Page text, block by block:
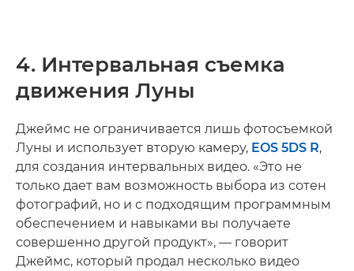
4. Интервальная съемка
движения Луны
Джеймс не ограничивается лишь фотосъемкой
Луны и использует вторую камеру, EOS 5DS R,
для создания интервальных видео. «Это не
только дает вам возможность выбора из сотен
фотографий, но и с подходящим программным
обеспечением и навыками вы получаете
совершенно другой продукт», — говорит
Джеймс, который продал несколько видео